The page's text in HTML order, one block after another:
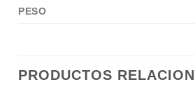
PESO
PRODUCTOS